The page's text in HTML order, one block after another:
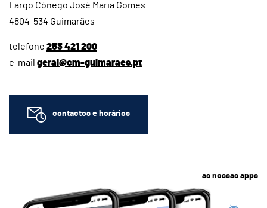
Largo Cónego José Maria Gomes
4804-534 Guimarães
telefone 253 421 200
e-mail geral@cm-guimaraes.pt
contactos e horários
as nossas apps